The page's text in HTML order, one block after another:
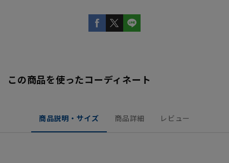
この商品を使ったコーディネート
商品説明・サイズ 商品詳細 レビュー